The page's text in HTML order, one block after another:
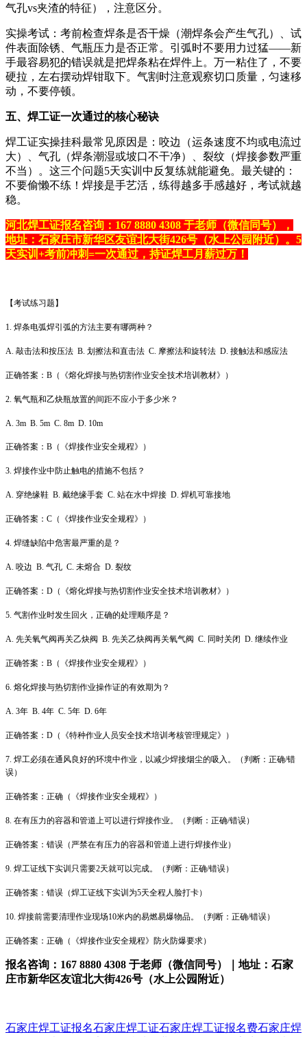
气孔vs夹渣的特征），注意区分。
实操考试：考前检查焊条是否干燥（潮焊条会产生气孔）、试
件表面除锈、气瓶压力是否正常。引弧时不要用力过猛——新
手最容易犯的错误就是把焊条粘在焊件上。万一粘住了，不要
硬拉，左右摆动焊钳取下。气割时注意观察切口质量，匀速移
动，不要停顿。
五、焊工证一次通过的核心秘诀
焊工证实操挂科最常见原因是：咬边（运条速度不均或电流过
大）、气孔（焊条潮湿或坡口不干净）、裂纹（焊接参数严重
不当）。这三个问题5天实训中反复练就能避免。最关键的：
不要偷懒不练！焊接是手艺活，练得越多手感越好，考试就越
稳。
河北焊工证报名咨询：167 8880 4308 于老师（微信同号），
地址：石家庄市新华区友谊北大街426号（水上公园附近）。5
天实训+考前冲刺=一次通过，持证焊工月薪过万！
【考试练习题】
1. 焊条电弧焊引弧的方法主要有哪两种？
A. 敲击法和按压法 B. 划擦法和直击法 C. 摩擦法和旋转法 D. 接触法和感应法
正确答案：B（《熔化焊接与热切割作业安全技术培训教材》）
2. 氧气瓶和乙炔瓶放置的间距不应小于多少米？
A. 3m B. 5m C. 8m D. 10m
正确答案：B（《焊接作业安全规程》）
3. 焊接作业中防止触电的措施不包括？
A. 穿绝缘鞋 B. 戴绝缘手套 C. 站在水中焊接 D. 焊机可靠接地
正确答案：C（《焊接作业安全规程》）
4. 焊缝缺陷中危害最严重的是？
A. 咬边 B. 气孔 C. 未熔合 D. 裂纹
正确答案：D（《熔化焊接与热切割作业安全技术培训教材》）
5. 气割作业时发生回火，正确的处理顺序是？
A. 先关氧气阀再关乙炔阀 B. 先关乙炔阀再关氧气阀 C. 同时关闭 D. 继续作业
正确答案：B（《焊接作业安全规程》）
6. 熔化焊接与热切割作业操作证的有效期为？
A. 3年 B. 4年 C. 5年 D. 6年
正确答案：D（《特种作业人员安全技术培训考核管理规定》）
7. 焊工必须在通风良好的环境中作业，以减少焊接烟尘的吸入。（判断：正确/错
误）
正确答案：正确（《焊接作业安全规程》）
8. 在有压力的容器和管道上可以进行焊接作业。（判断：正确/错误）
正确答案：错误（严禁在有压力的容器和管道上进行焊接作业）
9. 焊工证线下实训只需要2天就可以完成。（判断：正确/错误）
正确答案：错误（焊工证线下实训为5天全程人脸打卡）
10. 焊接前需要清理作业现场10米内的易燃易爆物品。（判断：正确/错误）
正确答案：正确（《焊接作业安全规程》防火防爆要求）
报名咨询：167 8880 4308 于老师（微信同号）｜地址：石家
庄市新华区友谊北大街426号（水上公园附近）
石家庄焊工证报名石家庄焊工证石家庄焊工证报名费石家庄焊